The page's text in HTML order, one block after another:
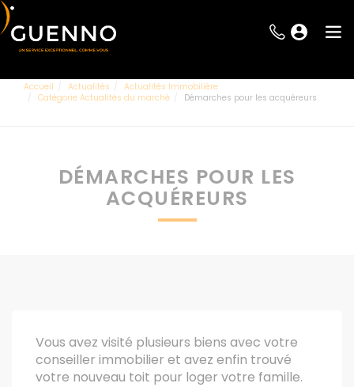
Accueil Actualités
Actualités Immobilière
Catégorie Actualités du marché
Démarches pour les acquéreurs
DÉMARCHES POUR LES
ACQUÉREURS
Vous avez visité plusieurs biens avec votre
conseiller immobilier et avez enfin trouvé
votre nouveau toit pour loger votre famille.